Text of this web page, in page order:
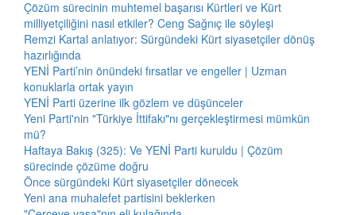
Çözüm sürecinin muhtemel başarısı Kürtleri ve Kürt
milliyetçiliğini nasıl etkiler? Ceng Sağnıç ile söyleşi
Remzi Kartal anlatıyor: Sürgündeki Kürt siyasetçiler dönüş
hazırlığında
YENİ Parti’nin önündeki fırsatlar ve engeller | Uzman
konuklarla ortak yayın
YENİ Parti üzerine ilk gözlem ve düşünceler
Yeni Parti'nin "Türkiye İttifakı"nı gerçekleştirmesi mümkün
mü?
Haftaya Bakış (325): Ve YENİ Parti kuruldu | Çözüm
sürecinde çözüme doğru
Önce sürgündeki Kürt siyasetçiler dönecek
Yeni ana muhalefet partisini beklerken